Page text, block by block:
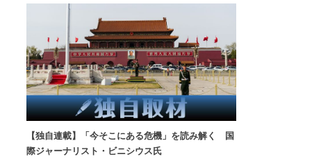
【独自連載】「今そこにある危機」を読み解く 国
際ジャーナリスト・ビニシウス氏